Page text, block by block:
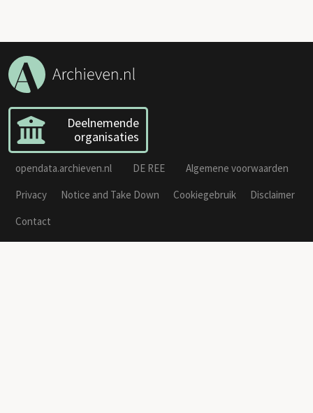
Deelnemende
organisaties
opendata.archieven.nl DE REE
Algemene voorwaarden
Privacy
Notice and Take Down Cookiegebruik
Disclaimer
Contact